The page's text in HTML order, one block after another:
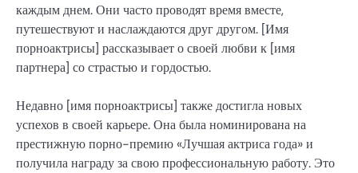
каждым днем. Они часто проводят время вместе,
путешествуют и наслаждаются друг другом. [Имя
порноактрисы] рассказывает о своей любви к [имя
партнера] со страстью и гордостью.
Недавно [имя порноактрисы] также достигла новых
успехов в своей карьере. Она была номинирована на
престижную порно-премию «Лучшая актриса года» и
получила награду за свою профессиональную работу. Это